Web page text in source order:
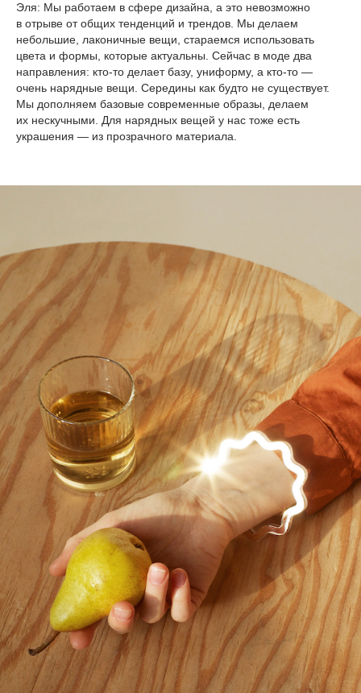
Эля: Мы работаем в сфере дизайна, а это невозможно
в отрыве от общих тенденций и трендов. Мы делаем
небольшие, лаконичные вещи, стараемся использовать
цвета и формы, которые актуальны. Сейчас в моде два
направления: кто-то делает базу, униформу, а кто-то —
очень нарядные вещи. Середины как будто не существует.
Мы дополняем базовые современные образы, делаем
их нескучными. Для нарядных вещей у нас тоже есть
украшения — из прозрачного материала.